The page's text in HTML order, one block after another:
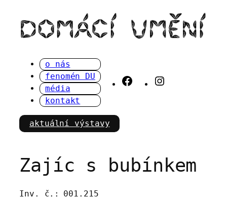
obsah
o nás
fenomén DU
média
kontakt
Facebook
aktuální výstavy
Zajíc s bubínkem
Inv. č.: 001.215